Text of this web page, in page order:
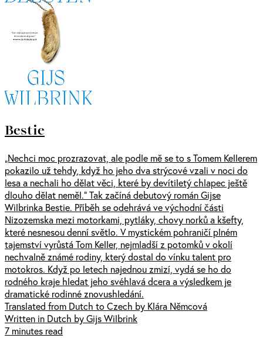
Bestie
„Nechci moc prozrazovat, ale podle mě se to s Tomem Kellerem
pokazilo už tehdy, když ho jeho dva strýcové vzali v noci do
lesa a nechali ho dělat věci, které by devítiletý chlapec ještě
dlouho dělat neměl.“ Tak začíná debutový román Gijse
Wilbrinka Bestie. Příběh se odehrává ve východní části
Nizozemska mezi motorkami, pytláky, chovy norků a kšefty,
které nesnesou denní světlo. V mystickém pohraničí plném
tajemství vyrůstá Tom Keller, nejmladší z potomků v okolí
nechvalně známé rodiny, který dostal do vínku talent pro
motokros. Když po letech najednou zmizí, vydá se ho do
rodného kraje hledat jeho svéhlavá dcera a výsledkem je
dramatické rodinné znovushledání.
Translated from Dutch to Czech by Klára Němcová
Written in Dutch by Gijs Wilbrink
7 minutes read